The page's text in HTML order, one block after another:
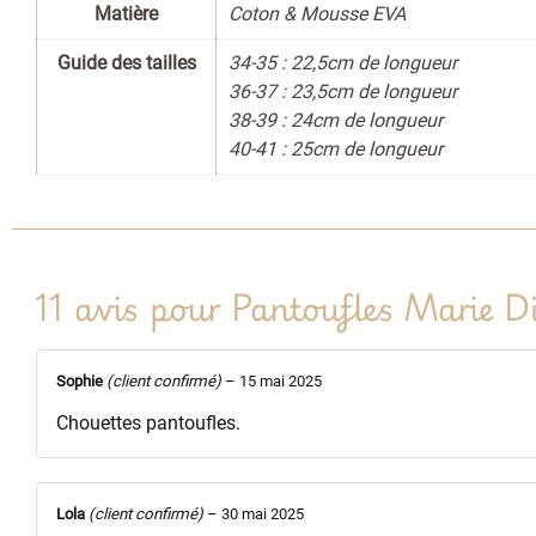
Matière Coton & Mousse EVA
Guide des tailles
34-35 : 22,5cm de longueur
36-37 : 23,5cm de longueur
38-39 : 24cm de longueur
40-41 : 25cm de longueur
11 avis pour Pantoufles Marie
Sophie (client confirmé) – 15 mai 2025
Chouettes pantoufles.
Lola (client confirmé) – 30 mai 2025